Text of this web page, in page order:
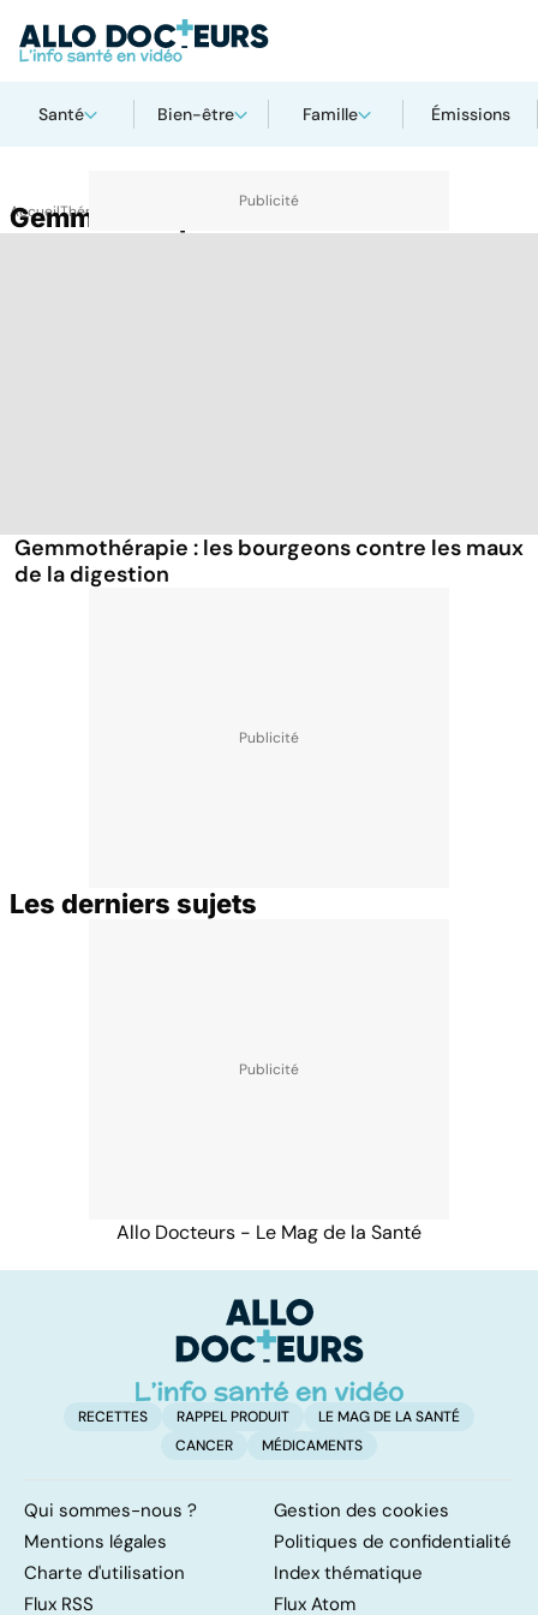
Santé Bien-être Famille Émissions
AccueilThématiques
Gemmothérapie
Gemmothérapie : les bourgeons contre les maux
de la digestion
Les derniers sujets
Allo Docteurs - Le Mag de la Santé
RECETTES RAPPEL PRODUIT
LE MAG DE LA SANTÉ
CANCER
MÉDICAMENTS
Qui sommes-nous ?
Gestion des cookies
Mentions légales
Politiques de confidentialité
Charte d'utilisation
Index thématique
Flux RSS
Flux Atom